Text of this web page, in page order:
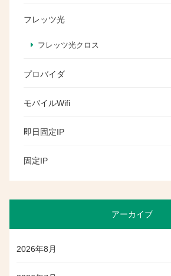
フレッツ光
フレッツ光クロス
プロバイダ
モバイルWifi
即日固定IP
固定IP
アーカイブ
2026年8月